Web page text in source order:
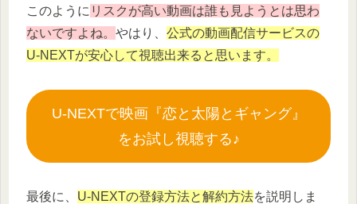
このように リスクが高い動画は誰も見ようとは思わ
ないですよね。 やはり、 公式の動画配信サービスの
U-NEXTが安心して視聴出来ると思います。
U-NEXTで映画『恋と太陽とギャング』
をお試し視聴する♪
最後に、 U-NEXTの登録方法と解約方法を説明しま